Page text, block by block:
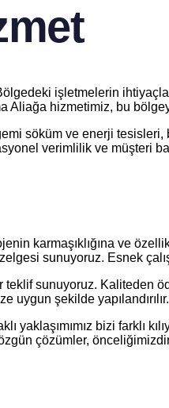
işletmelerin
Aliağa hizmetimiz, bu
söküm ve enerji
verimlilik ve müşteri
karmaşıklığına ve
sunuyoruz. Esnek
teklif sunuyoruz. Kaliteden
uygun şekilde yapılandırılır.
yaklaşımımız bizi
çözümler,